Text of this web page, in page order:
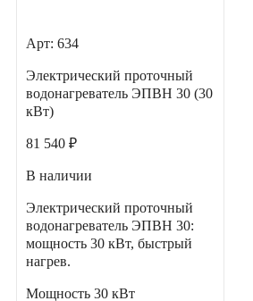
Арт: 634
Электрический проточный
водонагреватель ЭПВН 30 (30
кВт)
81 540 ₽
В наличии
Электрический проточный
водонагреватель ЭПВН 30:
мощность 30 кВт, быстрый
нагрев.
Мощность 30 кВт